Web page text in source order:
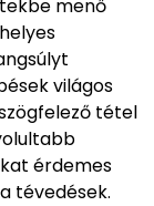
menő
világos
tétel
érdemes
tévedések.